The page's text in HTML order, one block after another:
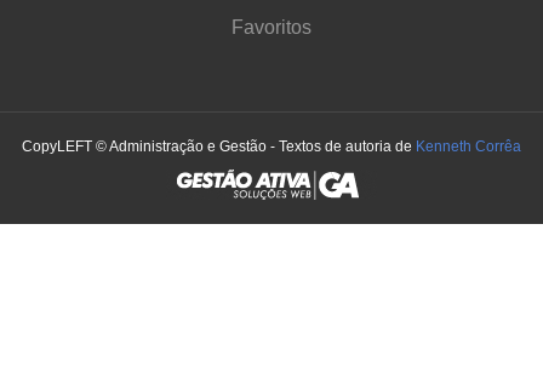
Favoritos
CopyLEFT © Administração e Gestão - Textos de autoria de Kenneth Corrêa